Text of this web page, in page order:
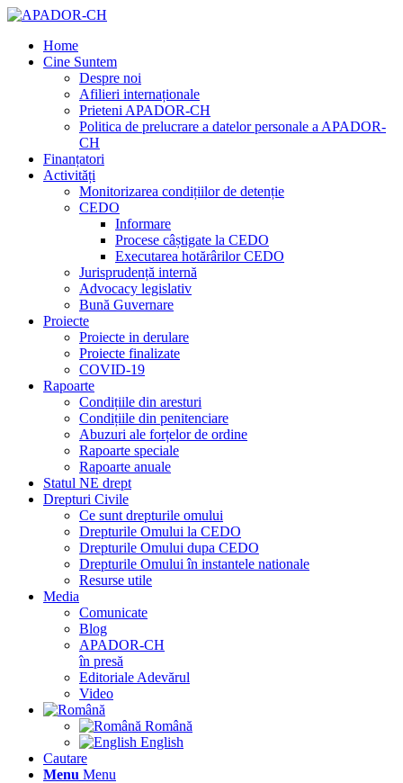
Home
Cine Suntem
Despre noi
Afilieri internaționale
Prieteni APADOR-CH
Politica de prelucrare a datelor personale a APADOR-
CH
Finanțatori
Activități
Monitorizarea condițiilor de detenție
CEDO
Informare
Procese câștigate la CEDO
Executarea hotărârilor CEDO
Jurisprudență internă
Advocacy legislativ
Bună Guvernare
Proiecte
Proiecte in derulare
Proiecte finalizate
COVID-19
Rapoarte
Condițiile din aresturi
Condițiile din penitenciare
Abuzuri ale forțelor de ordine
Rapoarte speciale
Rapoarte anuale
Statul NE drept
Drepturi Civile
Ce sunt drepturile omului
Drepturile Omului la CEDO
Drepturile Omului dupa CEDO
Drepturile Omului în instantele nationale
Resurse utile
Media
Comunicate
Blog
APADOR-CH
în presă
Editoriale Adevărul
Video
Română
English
Cautare
Menu Menu